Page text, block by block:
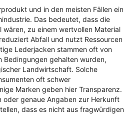
und in den meisten Fällen ein
Das bedeutet, dass die
wären, zu einem wertvollen Material
Abfall und nutzt Ressourcen
Lederjacken stammen oft von
Bedingungen gehalten wurden,
Landwirtschaft. Solche
oft schwer
Marken geben hier Transparenz.
genaue Angaben zur Herkunft
dass es nicht aus fragwürdigen